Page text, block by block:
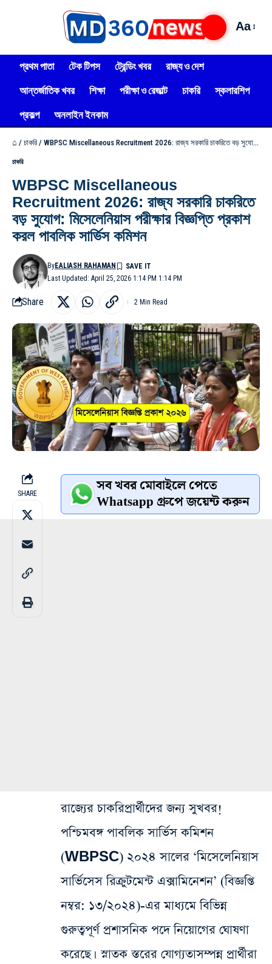
Aa
প্রথম পাতা টেক টিপস ট্রেন্ডিং খবর
রাজ্য ও দেশ
আন্তর্জাতিক খবর
শিক্ষা পরীক্ষা ও রেজাল্ট চাকরি
স্কলারশিপ
প্রকল্প
অনলাইন ইনকাম
⌂ / চাকরি / WBPSC Miscellaneous Recruitment 2026: রাজ্য সরকারি চাকরিতে বড় সুযোগ: মিসেলেনিয়াস পরীক্ষার বিজ্ঞপ্তি প্রকাশ করল পাবলিক সার্ভিস কমিশন
চাকরি
WBPSC Miscellaneous
Recruitment 2026: রাজ্য সরকারি চাকরিতে
বড় সুযোগ: মিসেলেনিয়াস পরীক্ষার বিজ্ঞপ্তি প্রকাশ
করল পাবলিক সার্ভিস কমিশন
Last Updated: April 25, 2026 1:14 PM 1:14 PM
ByEALIASH RAHAMAN
Share 2 Min Read
SHARE সব খবর মোবাইলে পেতে
Whatsapp গ্রুপে জয়েন্ট করুন
রাজ্যের চাকরিপ্রার্থীদের জন্য সুখবর!
পশ্চিমবঙ্গ পাবলিক সার্ভিস কমিশন
(WBPSC) ২০২৪ সালের ‘মিসেলেনিয়াস
সার্ভিসেস রিক্রুটমেন্ট এক্সামিনেশন’ (বিজ্ঞপ্তি
নম্বর: ১৩/২০২৪)-এর মাধ্যমে বিভিন্ন
গুরুত্বপূর্ণ প্রশাসনিক পদে নিয়োগের ঘোষণা
করেছে। স্নাতক স্তরের যোগ্যতাসম্পন্ন প্রার্থীরা